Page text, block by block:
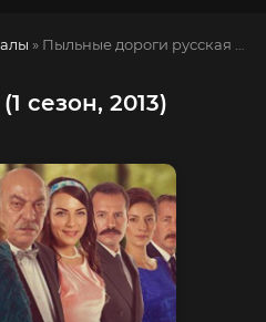
» Пыльные дороги русская озвучка смотреть полностью онлайн!
сезон, 2013)